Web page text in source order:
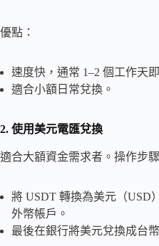
優點：
速度快，通常 1–2 個工作天
適合小額日常兌換。
2. 使用美元電匯兌換
適合大額資金需求者。操作步驟
將 USDT 轉換為美元（USD
外幣帳戶。
最後在銀行將美元兌換成台幣